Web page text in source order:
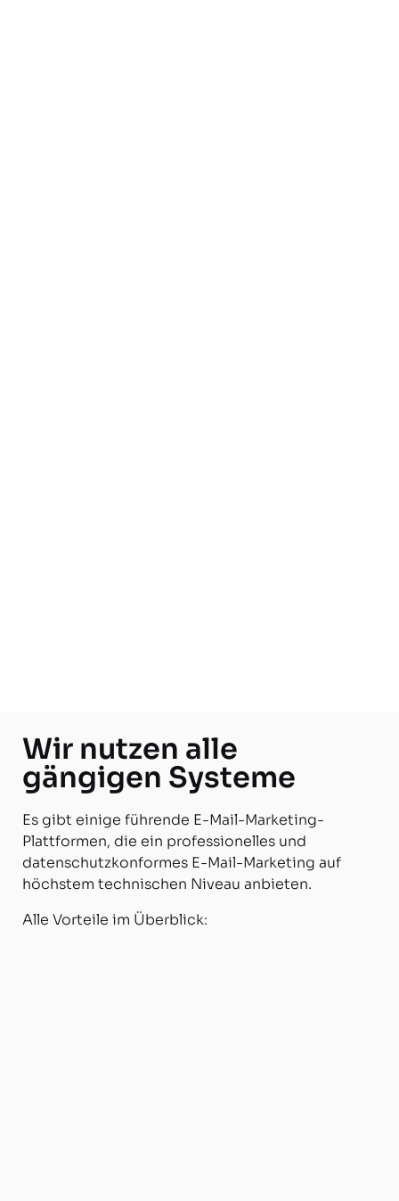
Wir nutzen alle
gängigen Systeme
Es gibt einige führende E-Mail-Marketing-
Plattformen, die ein professionelles und
datenschutzkonformes E-Mail-Marketing auf
höchstem technischen Niveau anbieten.
Alle Vorteile im Überblick: